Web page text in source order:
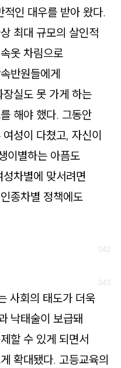
인 대우를 받아 왔다.
최대 규모의 살인적
옷 차림으로
반원들에게
실도 못 가게 하는
해야 했다. 그동안
성이 다쳤고, 자신이
이별하는 아픔도
차별에 맞서려면
종차별 정책에도
사회의 태도가 더욱
낙태술이 보급돼
할 수 있게 되면서
확대됐다. 고등교육의